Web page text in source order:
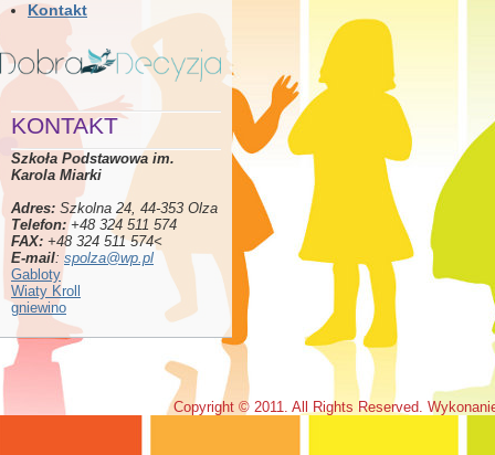
Kontakt
KONTAKT
Szkoła Podstawowa im.
Karola Miarki
Adres: Szkolna 24, 44-353 Olza
Telefon:+48 324 511 574
FAX: +48 324 511 574<
E-mail: spolza@wp.pl
Gabloty
Wiaty Kroll
gniewino
Copyright © 2011. All Rights Reserved.